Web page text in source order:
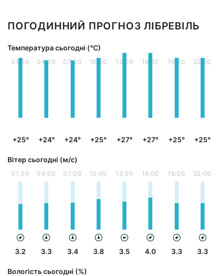
ПОГОДИННИЙ ПРОГНОЗ ЛІБРЕВІЛЬ
Температура сьогодні (°С)
01:00
+25°
04:00
+24°
07:00
+24°
10:00
+25°
13:00
+27°
16:00
+27°
19:00
+25°
22:00
+25°
Вітер сьогодні (м/с)
01:00
3.2
04:00
3.3
07:00
3.4
10:00
3.8
13:00
3.5
16:00
4.0
19:00
3.3
22:00
3.3
Вологість сьогодні (%)